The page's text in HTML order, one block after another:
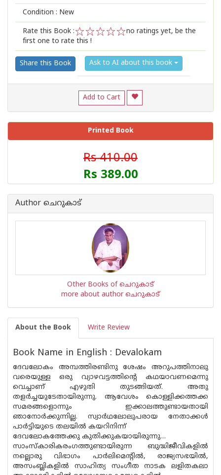
Condition : New
Rate this Book :
2
1
no ratings yet, be the
first one to rate this !
Share this Book Ask to AI about this book
Add to Cart
Printed Book
Rs 410.00
Rs 389.00
Author ചെറുകാട്
Other Books of ചെറുകാട്
more about author ചെറുകാട്
About the Book Write Review
Book Name in English : Devalokam
ദേവലോകം അമ്പത്തിരണ്ടിനു ശേഷം അറുപത്തിനാലു
വരെയുള്ള ഒരു വ്യാഴവട്ടത്തിന്റെ കഥയാവണമെന്നു
വെച്ചാണ് എഴുതി തുടങ്ങിയത്. അതു
തളർച്ചയുടേതായിരുന്നു. ആവേശം കൊള്ളിക്കത്തക്ക
സമരങ്ങളൊന്നും ഇക്കാലത്തുണ്ടായതായി
ഞാനോർക്കുന്നില്ല. സ്വാർഥലോലുപരായ നേതാക്കൾ
പാർട്ടിയുടെ തലയിൽ കയറിനിന്ന്
ദേവലോകത്തേക്കു കുതിക്കുകയായിരുന്നു…
സാംസ്കാരികരംഗത്തുണ്ടായിരുന്ന ബുദ്ധിജീവികളിൽ
നല്ലൊരു വിഭാഗം പാർലിമെന്റിൽ, രാജ്യസഭയിൽ,
അസംബ്ലികളിൽ സാഹിത്യ സംഗീത നാടക ലളിതകലാ